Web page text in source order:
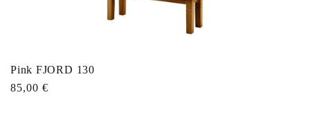
Pink FJORD 130
Tavahind
85,00 €